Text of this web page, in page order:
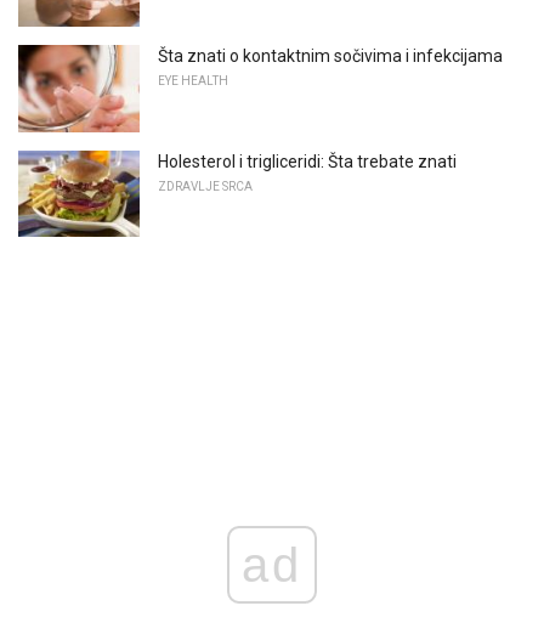
Šta znati o kontaktnim sočivima i infekcijama
EYE HEALTH
Holesterol i trigliceridi: Šta trebate znati
ZDRAVLJE SRCA
ad